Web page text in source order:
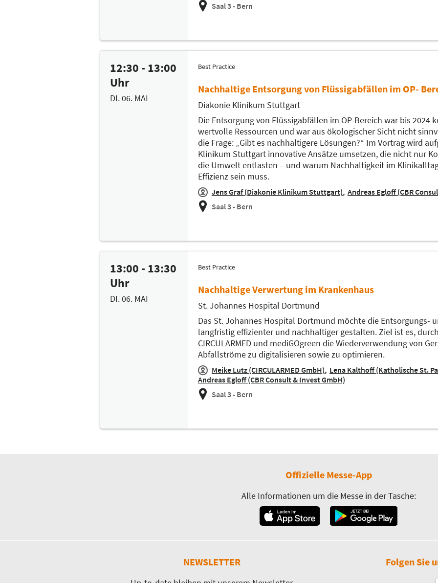
Saal 3 - Bern
12:30 - 13:00
Uhr
DI. 06. MAI
Best Practice
Nachhaltige Entsorgung von Flüssigabfällen im OP-
Diakonie Klinikum Stuttgart
Die Entsorgung von Flüssigabfällen im OP-Bereich war bis 2024
wertvolle Ressourcen und war aus ökologischer Sicht nicht
die Frage: „Gibt es nachhaltigere Lösungen?“ Im Vortrag wird
Klinikum Stuttgart innovative Ansätze umsetzen, die nicht nur
die Umwelt entlasten – und warum Nachhaltigkeit im
Effizienz sein muss.
Jens Graf (Diakonie Klinikum Stuttgart) Andreas Egloff (CBR
Saal 3 - Bern
13:00 - 13:30
Uhr
DI. 06. MAI
Best Practice
Nachhaltige Verwertung im Krankenhaus
St. Johannes Hospital Dortmund
Das St. Johannes Hospital Dortmund möchte die Entsorgungs-
langfristig effizienter und nachhaltiger gestalten. Ziel ist es,
CIRCULARMED und mediGOgreen die Wiederverwendung von
Abfallströme zu digitalisieren sowie zu optimieren.
Meike Lutz (CIRCULARMED GmbH) Lena Kalthoff (Katholische St.
Andreas Egloff (CBR Consult & Invest GmbH)
Saal 3 - Bern
Offizielle Messe-App
Alle Informationen um die Messe in der Tasche:
NEWSLETTER Folgen Sie